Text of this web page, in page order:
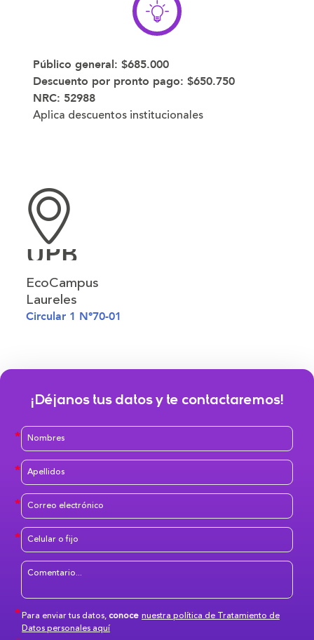
Público general: $685.000
Descuento por pronto pago: $650.750
NRC: 52988
Aplica descuentos institucionales
UPB
EcoCampus
Laureles
Circular 1 N°70-01
¡Déjanos tus datos y te contactaremos!
Para enviar tus datos,conoce nuestra política de Tratamiento de
Datos personales aquí